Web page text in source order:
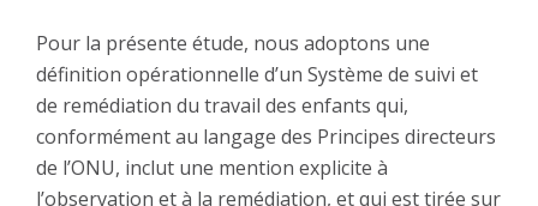
Pour la présente étude, nous adoptons une
définition opérationnelle d’un Système de suivi et
de remédiation du travail des enfants qui,
conformément au langage des Principes directeurs
de l’ONU, inclut une mention explicite à
l’observation et à la remédiation, et qui est tirée sur